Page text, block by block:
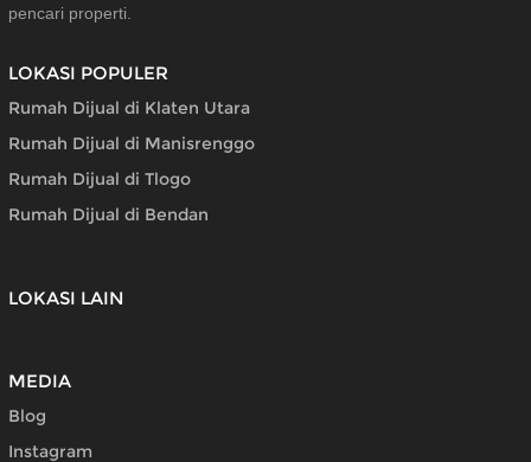
pencari properti.
LOKASI POPULER
Rumah Dijual di Klaten Utara
Rumah Dijual di Manisrenggo
Rumah Dijual di Tlogo
Rumah Dijual di Bendan
LOKASI LAIN
MEDIA
Blog
Instagram